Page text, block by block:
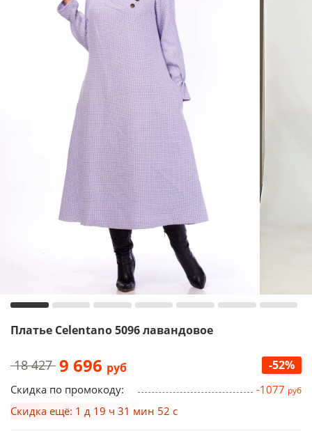
Платье Celentano 5096 лавандовое
18 427 9 696 руб -52%
Скидка по промокоду: -1077 руб
Скидка ещё: 1 д 19 ч 31 мин 52 с